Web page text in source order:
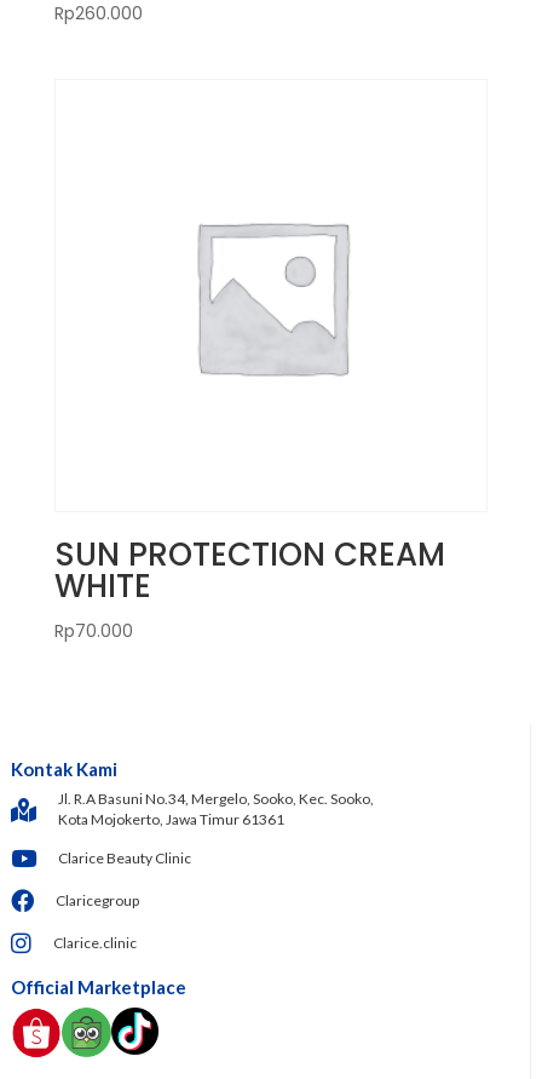
Rp260.000
SUN PROTECTION CREAM
WHITE
Rp70.000
Kontak Kami
Jl. R.A Basuni No.34, Mergelo, Sooko, Kec. Sooko,
Kota Mojokerto, Jawa Timur 61361
Clarice Beauty Clinic
Claricegroup
Clarice.clinic
Official Marketplace